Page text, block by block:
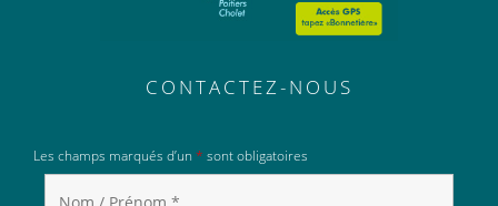
CONTACTEZ-NOUS
Les champs marqués d’un * sont obligatoires